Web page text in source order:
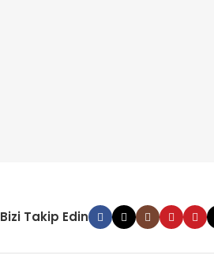
Bizi Takip Edin